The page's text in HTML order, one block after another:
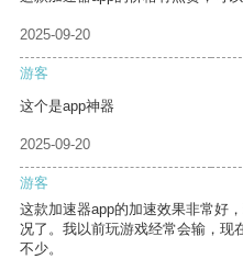
2025-09-20
游客
这个是app神器
2025-09-20
游客
这款加速器app的加速效果非常好
况了。我以前玩游戏经常会输，现
不少。